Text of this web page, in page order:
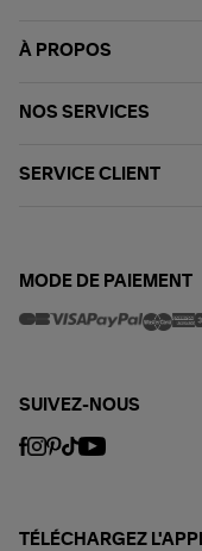
À PROPOS
NOS SERVICES
SERVICE CLIENT
MODE DE PAIEMENT
SUIVEZ-NOUS
TÉLÉCHARGEZ